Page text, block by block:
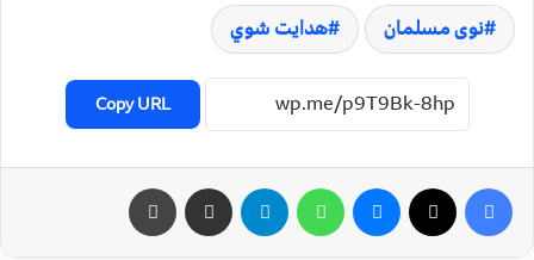
نوی مسلمان هدایت شوي
Copy URL